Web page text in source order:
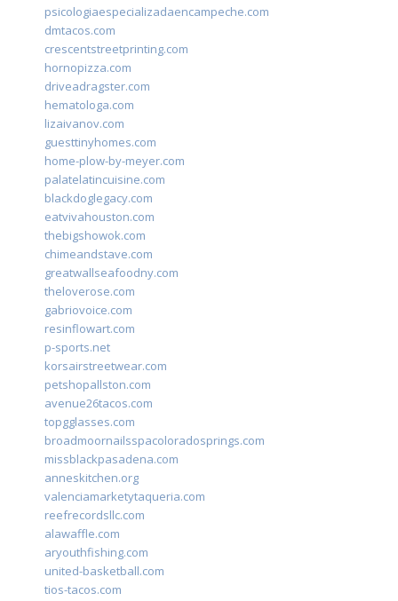
psicologiaespecializadaencampeche.com
dmtacos.com
crescentstreetprinting.com
hornopizza.com
driveadragster.com
hematologa.com
lizaivanov.com
guesttinyhomes.com
home-plow-by-meyer.com
palatelatincuisine.com
blackdoglegacy.com
eatvivahouston.com
thebigshowok.com
chimeandstave.com
greatwallseafoodny.com
theloverose.com
gabriovoice.com
resinflowart.com
p-sports.net
korsairstreetwear.com
petshopallston.com
avenue26tacos.com
topgglasses.com
broadmoornailsspacoloradosprings.com
missblackpasadena.com
anneskitchen.org
valenciamarketytaqueria.com
reefrecordsllc.com
alawaffle.com
aryouthfishing.com
united-basketball.com
tios-tacos.com